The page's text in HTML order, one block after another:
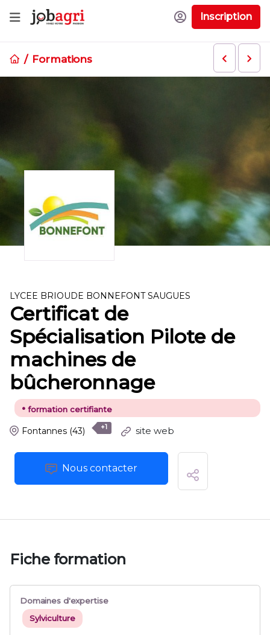
Inscription
Formations
LYCEE BRIOUDE BONNEFONT SAUGUES
Certificat de
Spécialisation Pilote de
machines de
bûcheronnage
• formation certifiante
Fontannes (43) +1 site web
Nous contacter
Fiche formation
Domaines d'expertise
Sylviculture